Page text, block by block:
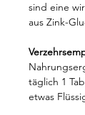
sind eine
aus Zink-
täglich 1
etwas